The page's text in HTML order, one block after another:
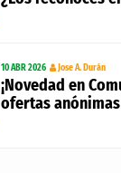
10 ABR 2026 Jose A. Durán
¡Novedad en
ofertas anónimas